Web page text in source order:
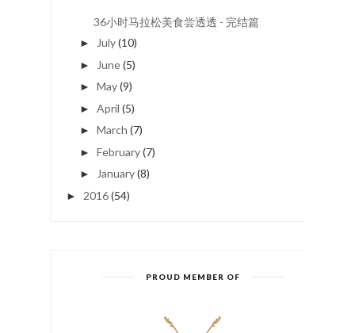
36小时马拉松美食尝透透 - 完结篇
► July(10)
► June(5)
► May(9)
► April (5)
► March (7)
► February(7)
► January(8)
► 2016(54)
PROUD MEMBER OF